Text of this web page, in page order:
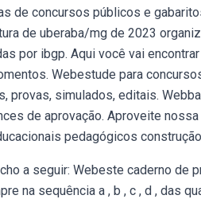
de concursos públicos e
de uberaba/mg de 2023
por ibgp. Aqui você vai
Webestude para
provas, simulados, editais.
de aprovação. Aproveite
pedagógicos
a seguir: Webeste caderno de
na sequência a , b , c , d , das